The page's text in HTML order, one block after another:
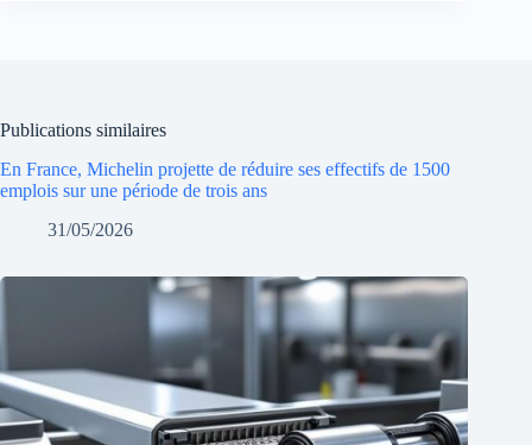
Publications similaires
En France, Michelin projette de réduire ses effectifs de 1500
emplois sur une période de trois ans
31/05/2026